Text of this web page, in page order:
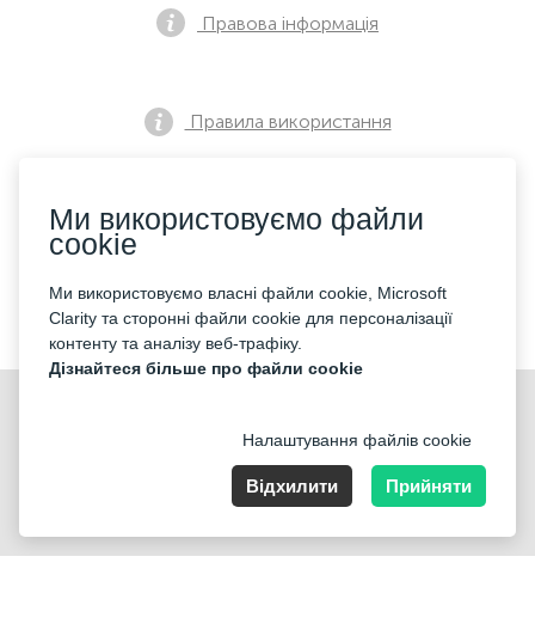
Правова інформація
Правила використання
Політика конфіденційності
Контакти
Nummer der Firma: 40221 Düsseldorf, Registered address:
Ми використовуємо файли
cookie
Ми використовуємо власні файли cookie, Microsoft
Clarity та сторонні файли cookie для персоналізації
контенту та аналізу веб-трафіку.
Дізнайтеся більше про файли cookie
Налаштування файлів cookie
Відхилити Прийняти